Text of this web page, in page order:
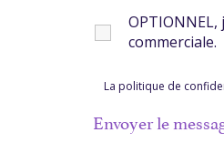
commerciale.
La politique de